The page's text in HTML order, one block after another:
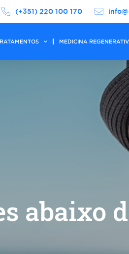
(+351) 220 100 170
MEDICINA
abaixo